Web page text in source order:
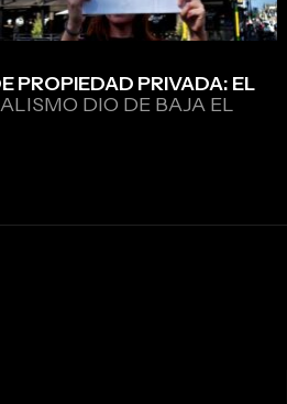
PROPIEDAD PRIVADA: EL
DIO DE BAJA EL